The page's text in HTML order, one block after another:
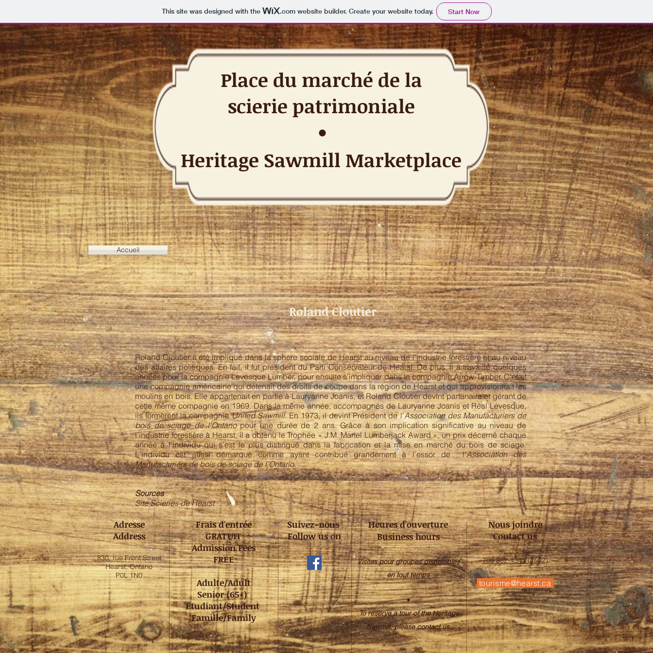
This site was designed with the .comwebsite builder. Create your website today. Start Now
Place du marché de la
scierie patrimoniale
•
Heritage Sawmill Marketplace
Roland Cloutier
Roland Cloutier a été impliqué dans la sphère sociale de Hearst au niveau de l’industrie forestière et au niveau
des affaires politiques. En fait, il fut président du Parti Conservateur de Hearst. De plus, il a travaillé quelques
années pour la compagnie Levesque Lumber, pour ensuite s’impliquer dans la compagnie Arrow Timber. C’était
une compagnie américaine qui détenait des droits de coupe dans la région de Hearst et qui approvisionnait les
moulins en bois. Elle appartenait en partie à Lauryanne Joanis, et Roland Cloutier devint partenaire et gérant de
cette même compagnie en 1969. Dans la même année, accompagnés de Lauryanne Joanis et Réal Levesque,
ils formèrent la compagnieUnited Sawmill. En 1973, il devint Président de l’Association des Manufacturiers de
bois de sciage de l’Ontariopour une durée de 2 ans. Grâce à son implication significative au niveau de
l’industrie forestière à Hearst, il a obtenu le Trophée « J.M. Martel Lumberjack Award », un prix décerné chaque
année à l'individu qui s’est le plus distingué dans la fabrication et la mise en marché du bois de sciage.
L'individu est aussi démarqué comme ayant contribué grandement à l’essor de l’Association des
Manufacturiers de bois de sciage de l’Ontario.
Sources:
Site Scieries de Hearst
Accueil
Adresse
Address
830, rue Front Street
Hearst, Ontario
P0L 1N0
Frais d'entrée
GRATUIT
Admission Fees
FREE
Adulte/Adult
Senior (65+)
Étudiant/Student
Famille/Family
Suivez-nous
Follow us on
Heures d'ouverture
Business hours
Visites pour groupes disponibles
en tout temps
•
To reserve a tour of the Heritage
Sawmill, please contact us
Nous joindre
Contact us
705 362-4341 (1502)
tourisme@hearst.ca